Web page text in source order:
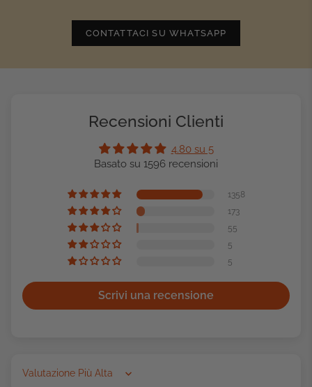
CONTATTACI SU WHATSAPP
Recensioni Clienti
4.80 su 5
Basato su 1596 recensioni
1358
173
55
5
5
Scrivi una recensione
Sort by